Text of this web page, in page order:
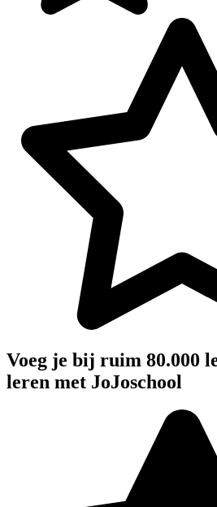
Voeg je bij ruim 80.000
leren met JoJoschool